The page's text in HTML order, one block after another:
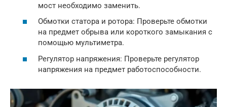
мост необходимо заменить.
Обмотки статора и ротора: Проверьте обмотки
на предмет обрыва или короткого замыкания с
помощью мультиметра.
Регулятор напряжения: Проверьте регулятор
напряжения на предмет работоспособности.